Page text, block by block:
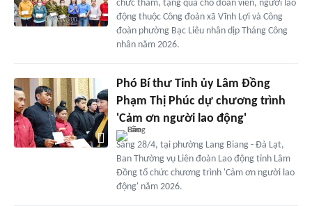
chức thăm, tặng quà cho đoàn viên, người lao
động thuộc Công đoàn xã Vĩnh Lợi và Công
đoàn phường Bạc Liêu nhân dịp Tháng Công
nhân năm 2026.
Phó Bí thư Tỉnh ủy Lâm Đồng
Phạm Thị Phúc dự chương trình
'Cảm ơn người lao động'
Sáng 28/4, tại phường Lang Biang - Đà Lạt,
Ban Thường vụ Liên đoàn Lao động tỉnh Lâm
Đồng tổ chức chương trình 'Cảm ơn người lao
động' năm 2026.